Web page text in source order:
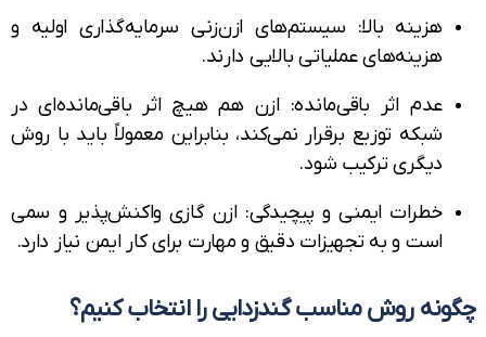
هزینه بالا: سیستم‌های ازن‌زنی سرمایه‌گذاری اولیه و
هزینه‌های عملیاتی بالایی دارند.
عدم اثر باقی‌مانده: ازن هم هیچ اثر باقی‌مانده‌ای در
شبکه توزیع برقرار نمی‌کند، بنابراین معمولاً باید با روش
دیگری ترکیب شود.
خطرات ایمنی و پیچیدگی: ازن گازی واکنش‌پذیر و سمی
است و به تجهیزات دقیق و مهارت برای کار ایمن نیاز دارد.
روش مناسب گندزدایی را انتخاب کنیم؟